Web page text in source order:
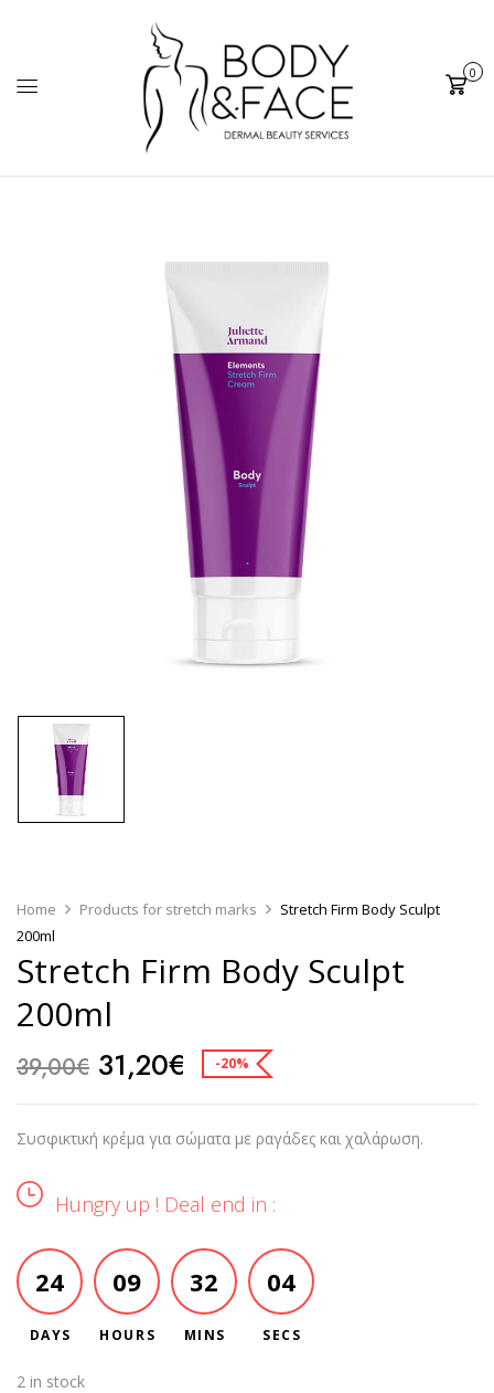
Cart
0
Home Products for stretch marks
Stretch Firm Body Sculpt
200ml
Stretch Firm Body Sculpt
200ml
39,00€ 31,20€ -20%
Συσφικτική κρέμα για σώματα με ραγάδες και χαλάρωση.
Hungry up ! Deal end in :
24
DAYS
09
HOURS
32
MINS
04
SECS
2 in stock